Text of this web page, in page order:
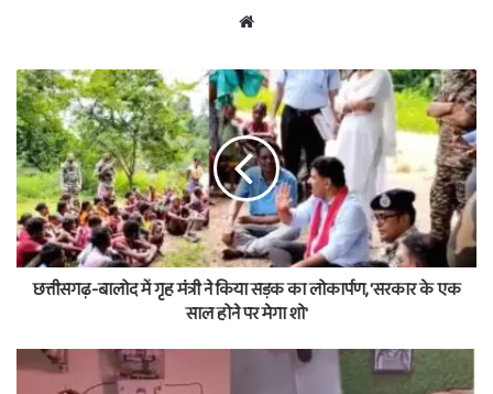
Website
छत्तीसगढ़-बालोद में गृह मंत्री ने किया सड़क का लोकार्पण, 'सरकार के एक
साल होने पर मेगा शो'